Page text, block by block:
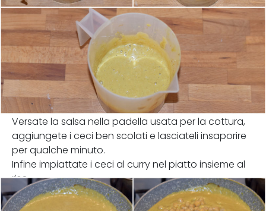
Versate la salsa nella padella usata per la cottura,
aggiungete i ceci ben scolati e lasciateli insaporire
per qualche minuto.
Infine impiattate i ceci al curry nel piatto insieme al
riso.